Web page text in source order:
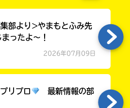
部より>やまもとふみ先
ったよ～！
2026年07月09日
プリプロ
最新情報の部